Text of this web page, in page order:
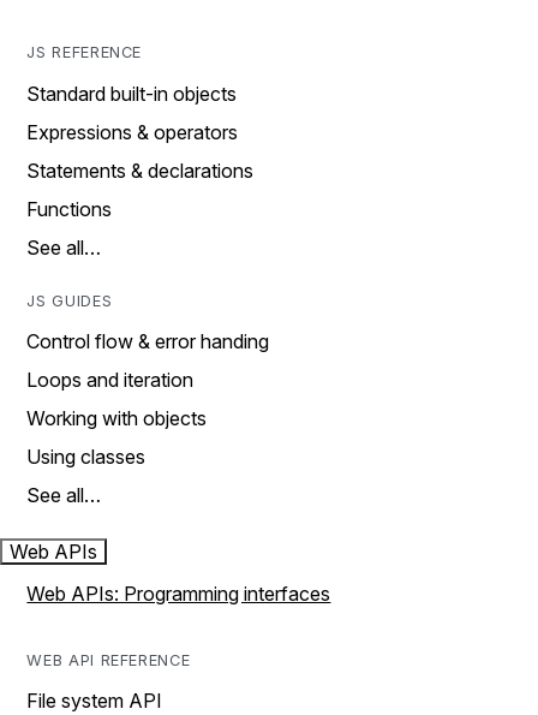
JS REFERENCE
Standard built-in objects
Expressions & operators
Statements & declarations
Functions
See all…
JS GUIDES
Control flow & error handing
Loops and iteration
Working with objects
Using classes
See all…
Web APIs
Web APIs: Programming interfaces
WEB API REFERENCE
File system API